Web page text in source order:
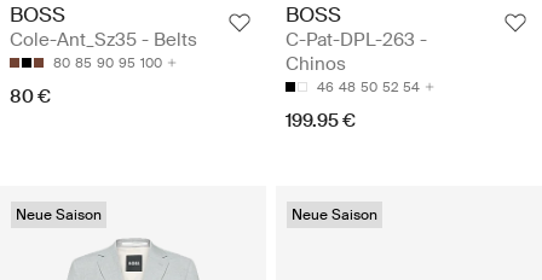
BOSS
Cole-Ant_Sz35 - Belts
80 85 90 95 100
80 €
BOSS
C-Pat-DPL-263 -
Chinos
46 48 50 52 54
199.95 €
Neue Saison Neue Saison